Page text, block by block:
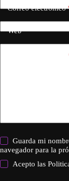
Correo electrónico
Web
Guarda mi
navegador para la
Acepto las